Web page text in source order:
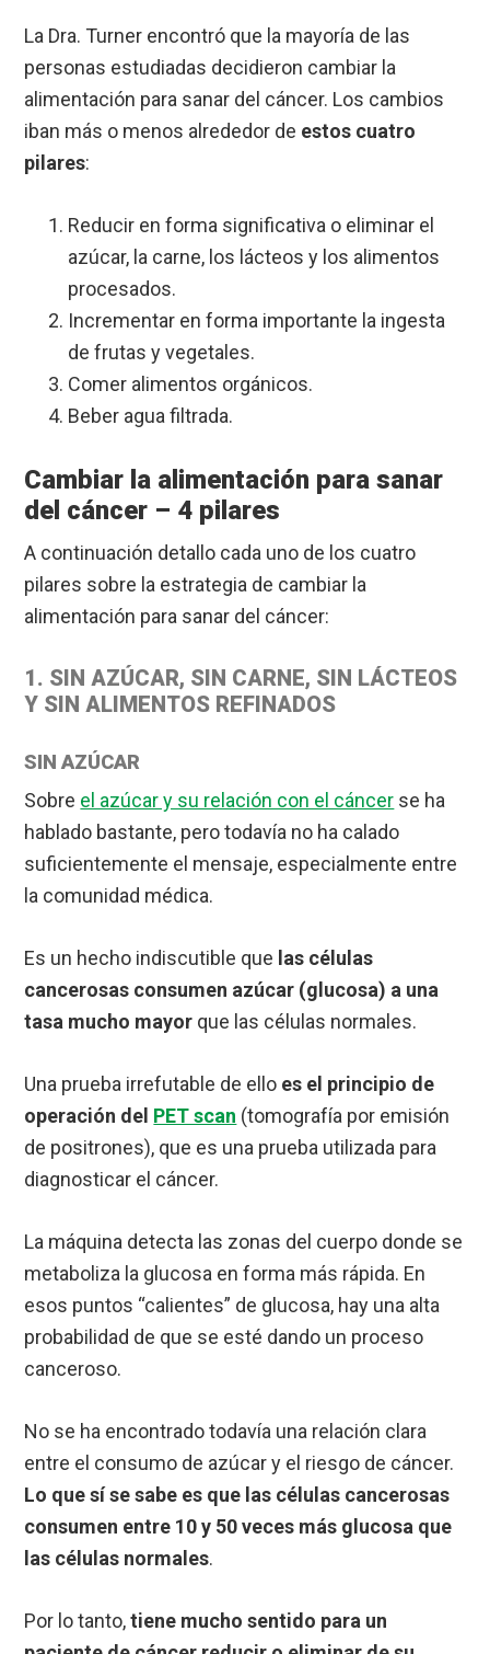
La Dra. Turner encontró que la mayoría de las
personas estudiadas decidieron cambiar la
alimentación para sanar del cáncer. Los cambios
iban más o menos alrededor de estos cuatro
pilares:
Reducir en forma significativa o eliminar el
azúcar, la carne, los lácteos y los alimentos
procesados.
Incrementar en forma importante la ingesta
de frutas y vegetales.
Comer alimentos orgánicos.
Beber agua filtrada.
Cambiar la alimentación para sanar
del cáncer – 4 pilares
A continuación detallo cada uno de los cuatro
pilares sobre la estrategia de cambiar la
alimentación para sanar del cáncer:
1. SIN AZÚCAR, SIN CARNE, SIN LÁCTEOS
Y SIN ALIMENTOS REFINADOS
SIN AZÚCAR
Sobre el azúcar y su relación con el cáncer se ha
hablado bastante, pero todavía no ha calado
suficientemente el mensaje, especialmente entre
la comunidad médica.
Es un hecho indiscutible que las células
cancerosas consumen azúcar (glucosa) a una
tasa mucho mayor que las células normales.
Una prueba irrefutable de ello es el principio de
operación del PET scan (tomografía por emisión
de positrones), que es una prueba utilizada para
diagnosticar el cáncer.
La máquina detecta las zonas del cuerpo donde se
metaboliza la glucosa en forma más rápida. En
esos puntos “calientes” de glucosa, hay una alta
probabilidad de que se esté dando un proceso
canceroso.
No se ha encontrado todavía una relación clara
entre el consumo de azúcar y el riesgo de cáncer.
Lo que sí se sabe es que las células cancerosas
consumen entre 10 y 50 veces más glucosa que
las células normales.
Por lo tanto,tiene mucho sentido para un